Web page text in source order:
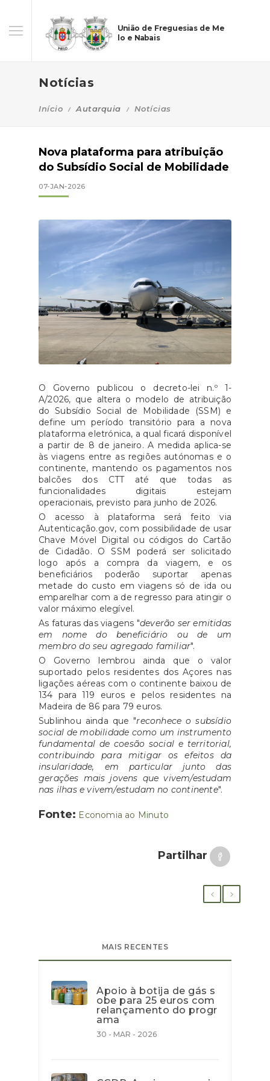
União de Freguesias de Me
lo e Nabais
Notícias
Início Autarquia Notícias
Nova plataforma para atribuição
do Subsídio Social de Mobilidade
07-JAN-2026
O Governo publicou o decreto-lei n.º 1-
A/2026, que altera o modelo de atribuição
do Subsídio Social de Mobilidade (SSM) e
define um período transitório para a nova
plataforma eletrónica, a qual ficará disponível
a partir de 8 de janeiro. A medida aplica-se
às viagens entre as regiões autónomas e o
continente, mantendo os pagamentos nos
balcões dos CTT até que todas as
funcionalidades digitais estejam
operacionais, previsto para junho de 2026.
O acesso à plataforma será feito via
Autenticação.gov, com possibilidade de usar
Chave Móvel Digital ou códigos do Cartão
de Cidadão. O SSM poderá ser solicitado
logo após a compra da viagem, e os
beneficiários poderão suportar apenas
metade do custo em viagens só de ida ou
emparelhar com a de regresso para atingir o
valor máximo elegível.
As faturas das viagens "deverão ser emitidas
em nome do beneficiário ou de um
membro do seu agregado familiar".
O Governo lembrou ainda que o valor
suportado pelos residentes dos Açores nas
ligações aéreas com o continente baixou de
134 para 119 euros e pelos residentes na
Madeira de 86 para 79 euros.
Sublinhou ainda que "reconhece o subsídio
social de mobilidade como um instrumento
fundamental de coesão social e territorial,
contribuindo para mitigar os efeitos da
insularidade, em particular junto das
gerações mais jovens que vivem/estudam
nas ilhas e vivem/estudam no continente".
Fonte: Economia ao Minuto
Partilhar
MAIS RECENTES
Apoio à botija de gás s
obe para 25 euros com
relançamento do progr
ama
30 - MAR - 2026